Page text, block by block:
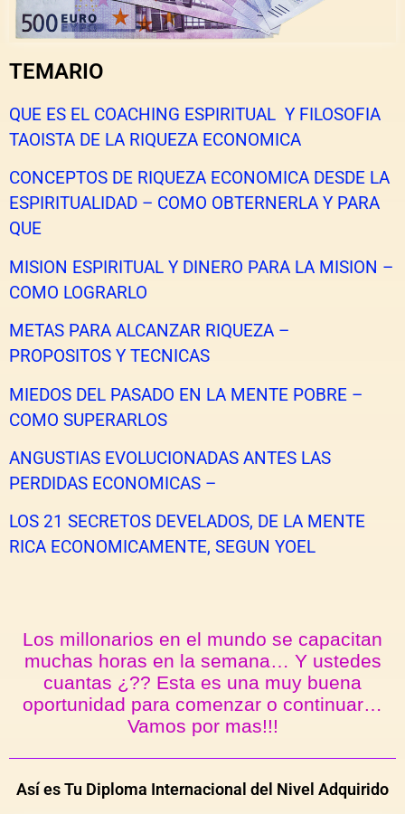
TEMARIO
QUE ES EL COACHING ESPIRITUAL Y FILOSOFIA
TAOISTA DE LA RIQUEZA ECONOMICA
CONCEPTOS DE RIQUEZA ECONOMICA DESDE LA
ESPIRITUALIDAD – COMO OBTERNERLA Y PARA
QUE
MISION ESPIRITUAL Y DINERO PARA LA MISION –
COMO LOGRARLO
METAS PARA ALCANZAR RIQUEZA –
PROPOSITOS Y TECNICAS
MIEDOS DEL PASADO EN LA MENTE POBRE –
COMO SUPERARLOS
ANGUSTIAS EVOLUCIONADAS ANTES LAS
PERDIDAS ECONOMICAS –
LOS 21 SECRETOS DEVELADOS, DE LA MENTE
RICA ECONOMICAMENTE, SEGUN YOEL
Los millonarios en el mundo se capacitan
muchas horas en la semana… Y ustedes
cuantas ¿?? Esta es una muy buena
oportunidad para comenzar o continuar…
Vamos por mas!!!
Así es Tu Diploma Internacional del Nivel Adquirido